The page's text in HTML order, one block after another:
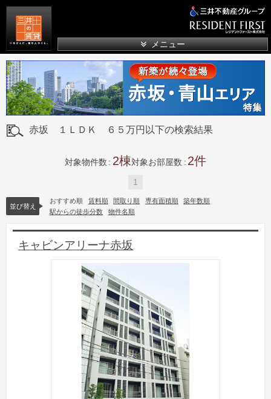
メニュー
赤坂 １ＬＤＫ ６５万円以下の検索結果
対象物件数 2 対象お部屋数 2
1
並び替え
おすすめ順 賃料順 間取り順 専有面積順
築年数順
駅からの徒歩分数
物件名順
キャビンアリーナ赤坂